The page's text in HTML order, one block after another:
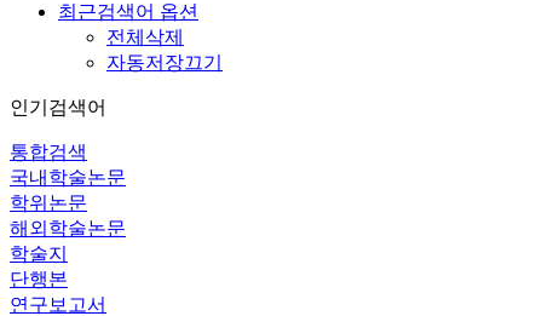
최근검색어 옵션
전체삭제
자동저장끄기
인기검색어
통합검색
국내학술논문
학위논문
해외학술논문
학술지
단행본
연구보고서